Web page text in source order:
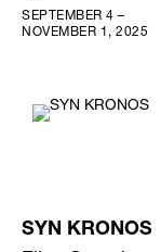
SEPTEMBER 4 –
NOVEMBER 1, 2025
SYN KRONOS